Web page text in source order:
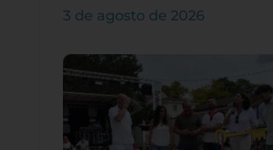
3 de agosto de 2026